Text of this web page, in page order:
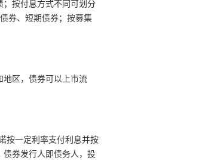
；按付息方式不同可划分
券、短期债券；按募集
区，债券可以上市流
按一定利率支付利息并按
债券发行人即债务人，投